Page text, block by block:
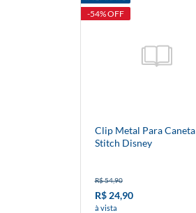
-54% OFF
Clip Metal Para Caneta
Stitch Disney
R$ 54,90
R$ 24,90
à vista